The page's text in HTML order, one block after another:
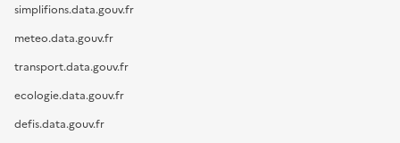
simplifions.data.gouv.fr
meteo.data.gouv.fr
transport.data.gouv.fr
ecologie.data.gouv.fr
defis.data.gouv.fr